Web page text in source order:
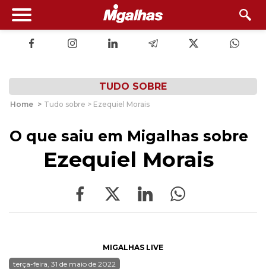
TUDO SOBRE
Home > Tudo sobre > Ezequiel Morais
O que saiu em Migalhas sobre
Ezequiel Morais
MIGALHAS LIVE
terça-feira, 31 de maio de 2022